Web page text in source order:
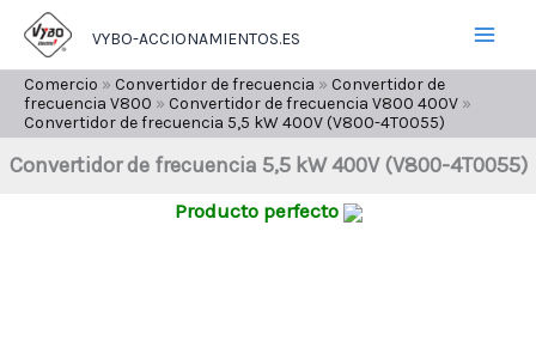
contenido
VYBO-ACCIONAMIENTOS.ES
Comercio » Convertidor de frecuencia » Convertidor de
frecuencia V800 » Convertidor de frecuencia V800 400V »
Convertidor de frecuencia 5,5 kW 400V (V800-4T0055)
Convertidor de frecuencia 5,5 kW 400V (V800-4T0055)
Producto perfecto
5,5
kW
400V
(V800-
4T0055)
cantidad